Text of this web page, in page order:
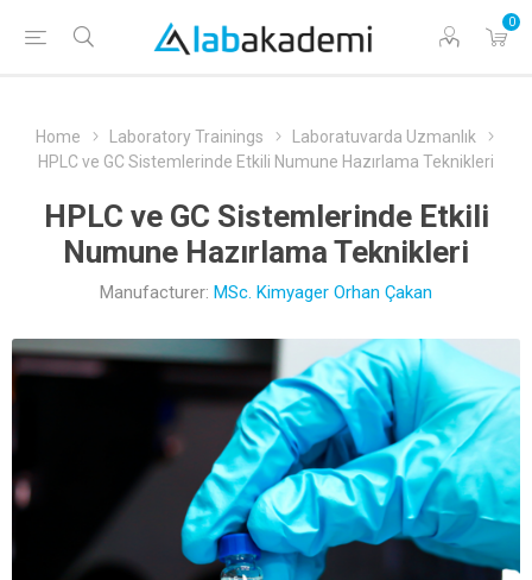
0
Home Laboratory Trainings
Laboratuvarda Uzmanlık
HPLC ve GC Sistemlerinde Etkili Numune Hazırlama Teknikleri
HPLC ve GC Sistemlerinde Etkili
Numune Hazırlama Teknikleri
Manufacturer: MSc. Kimyager Orhan Çakan